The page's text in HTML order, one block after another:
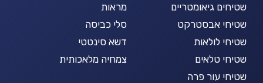
שטיחים גיאומטריים
שטיחי אבסטרקט
שטיחי לולאות
שטיחי טלאים
שטיחי עור פרה
מראות
סלי כביסה
דשא סינטטי
צמחיה מלאכותית